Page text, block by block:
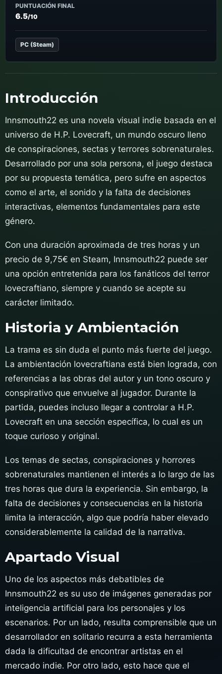
PUNTUACIÓN FINAL
6.5/10
PC (Steam)
Introducción
Innsmouth22 es una novela visual indie basada en el
universo de H.P. Lovecraft, un mundo oscuro lleno
de conspiraciones, sectas y terrores sobrenaturales.
Desarrollado por una sola persona, el juego destaca
por su propuesta temática, pero sufre en aspectos
como el arte, el sonido y la falta de decisiones
interactivas, elementos fundamentales para este
género.
Con una duración aproximada de tres horas y un
precio de 9,75€ en Steam, Innsmouth22 puede ser
una opción entretenida para los fanáticos del terror
lovecraftiano, siempre y cuando se acepte su
carácter limitado.
Historia y Ambientación
La trama es sin duda el punto más fuerte del juego.
La ambientación lovecraftiana está bien lograda, con
referencias a las obras del autor y un tono oscuro y
conspirativo que envuelve al jugador. Durante la
partida, puedes incluso llegar a controlar a H.P.
Lovecraft en una sección específica, lo cual es un
toque curioso y original.
Los temas de sectas, conspiraciones y horrores
sobrenaturales mantienen el interés a lo largo de las
tres horas que dura la experiencia. Sin embargo, la
falta de decisiones y consecuencias en la historia
limita la interacción, algo que podría haber elevado
considerablemente la calidad de la narrativa.
Apartado Visual
Uno de los aspectos más debatibles de
Innsmouth22 es su uso de imágenes generadas por
inteligencia artificial para los personajes y los
escenarios. Por un lado, resulta comprensible que un
desarrollador en solitario recurra a esta herramienta
dada la dificultad de encontrar artistas en el
mercado indie. Por otro lado, esto hace que el